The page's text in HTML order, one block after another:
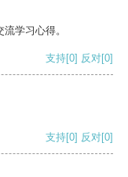
学习心得。
支持[0] 反对[0]
支持[0] 反对[0]